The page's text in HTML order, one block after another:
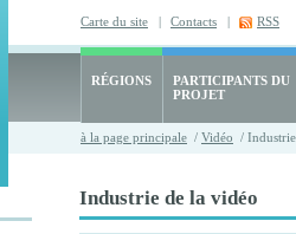
Carte du site | Contacts | RSS
RÉGIONS
PARTICIPANTS DU
PROJET
à la page principale / Vidéo /
Industrie de la vidéo